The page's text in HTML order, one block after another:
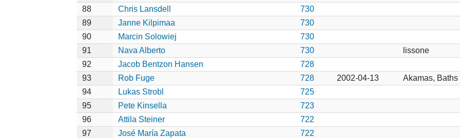
88
Chris Lansdell
730
89
Janne Kilpimaa
730
90
Marcin Solowiej
730
91
Nava Alberto 730
lissone
92
Jacob Bentzon Hansen
728
93
Rob Fuge 728 2002-04-13
Akamas, Baths
94
Lukas Strobl
725
95
Pete Kinsella
723
96
Attila Steiner
722
97
José María Zapata
722